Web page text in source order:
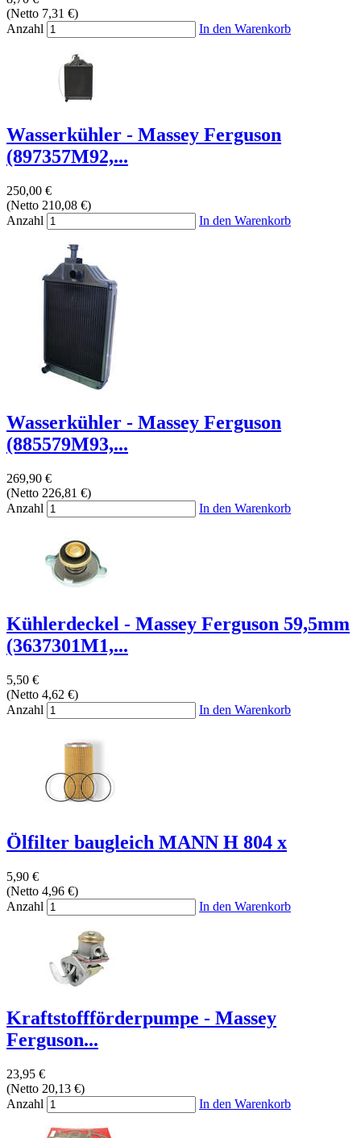
(Netto 7,31 €)
Anzahl
In den Warenkorb
Wasserkühler - Massey Ferguson
(897357M92,...
250,00 €
(Netto 210,08 €)
Anzahl
In den Warenkorb
Wasserkühler - Massey Ferguson
(885579M93,...
269,90 €
(Netto 226,81 €)
Anzahl
In den Warenkorb
Kühlerdeckel - Massey Ferguson 59,5mm
(3637301M1,...
5,50 €
(Netto 4,62 €)
Anzahl
In den Warenkorb
Ölfilter baugleich MANN H 804 x
5,90 €
(Netto 4,96 €)
Anzahl
In den Warenkorb
Kraftstoffförderpumpe - Massey
Ferguson...
23,95 €
(Netto 20,13 €)
Anzahl
In den Warenkorb